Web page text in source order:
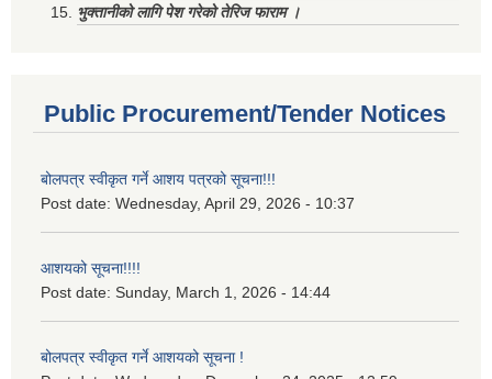
भुक्तानीको लागि पेश गरेको तेरिज फाराम ।
Public Procurement/Tender Notices
बोलपत्र स्वीकृत गर्ने आशय पत्रको सूचना!!!
Post date: Wednesday, April 29, 2026 - 10:37
आशयको सूचना!!!!
Post date: Sunday, March 1, 2026 - 14:44
बोलपत्र स्वीकृत गर्ने आशयको सूचना !